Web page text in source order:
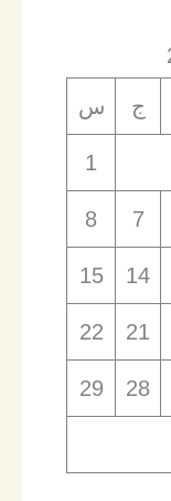
ج س
1
7
8
14
15
21
22
28
29